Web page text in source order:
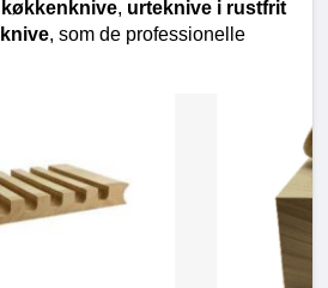
, urteknive i rustfrit
, som de professionelle